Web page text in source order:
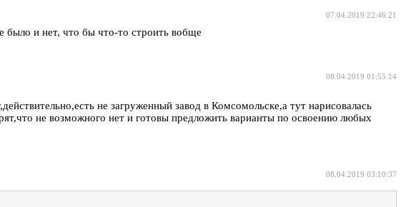
07.04.2019 22:46:21
было и нет, что бы что-то строить вобще
08.04.2019 01:55:14
не загруженный завод в Комсомольске,а тут нарисовалась
не возможного нет и готовы предложить варианты по освоению любых
08.04.2019 03:10:37